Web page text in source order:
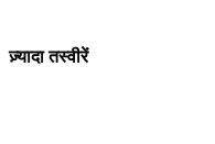
ज़्यादा तस्वीरें